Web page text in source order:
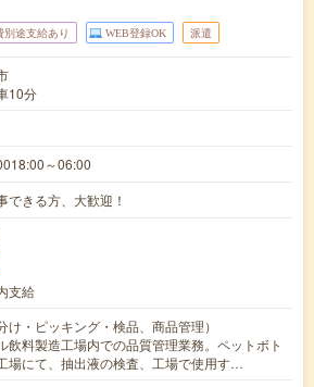
別途支給あり WEB登録OK 派遣
10分
～06:00
できる方、大歓迎！
支給
け・ピッキング・検品、商品管理）
飲料製造工場内での品質管理業務。ペットボト
場にて、抽出液の検査、工場で使用す…